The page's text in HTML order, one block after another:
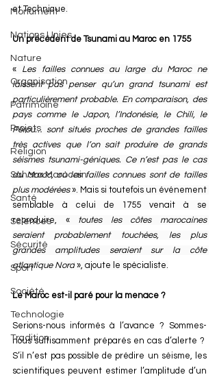
Monument
Nations Unies
Nature
Organisation
Patrimoine
Projets
Religion
Sahara Marocain
Santé
Sciences
Sécurité
Sport
Société
Technologie
Tradition
et Technique.
Un précédent de Tsunami au Maroc en 1755
« Les failles connues au large du Maroc ne
laissent pas penser qu’un grand tsunami est
particulièrement probable. En comparaison, des
pays comme le Japon, l’Indonésie, le Chili, le
Pérou… sont situés proches de grandes failles
très actives que l’on sait produire de grands
séismes tsunami-géniques. Ce n’est pas le cas
du Maroc, où les failles connues sont de tailles
plus modérées ». Mais si toutefois un événement
semblable à celui de 1755 venait à se
reproduire, « toutes les côtes marocaines
seraient probablement touchées, les plus
grandes amplitudes seraient sur la côte
atlantique Nord », ajoute le spécialiste.
Le Maroc est-il paré pour la menace ?
Serions-nous informés à l’avance ? Sommes-
nous suffisamment préparés en cas d’alerte ?
S’il n’est pas possible de prédire un séisme, les
scientifiques peuvent estimer l’amplitude d’un